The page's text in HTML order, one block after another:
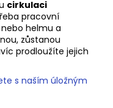
cirkulaci
pracovní
helmu a
zůstanou
prodloužíte jejich
s naším úložným